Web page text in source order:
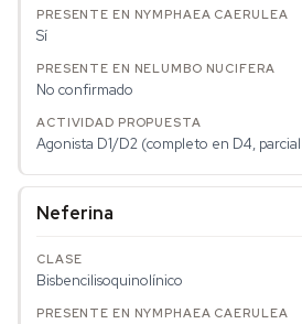
Sí
No confirmado
Agonista D1/D2 (completo en D4,
Neferina
Bisbencilisoquinolínico